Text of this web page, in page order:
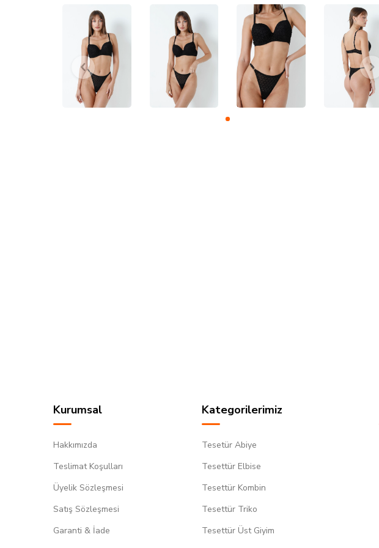
Kurumsal
Hakkımızda
Teslimat Koşulları
Üyelik Sözleşmesi
Satış Sözleşmesi
Garanti & İade
Kategorilerimiz
Tesetür Abiye
Tesettür Elbise
Tesettür Kombin
Tesettür Triko
Tesettür Üst Giyim